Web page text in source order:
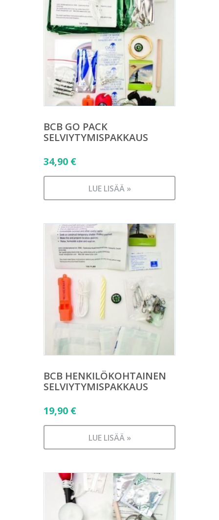
BCB GO PACK
SELVIYTYMISPAKKAUS
34,90 €
LUE LISÄÄ »
BCB HENKILÖKOHTAINEN
SELVIYTYMISPAKKAUS
19,90 €
LUE LISÄÄ »